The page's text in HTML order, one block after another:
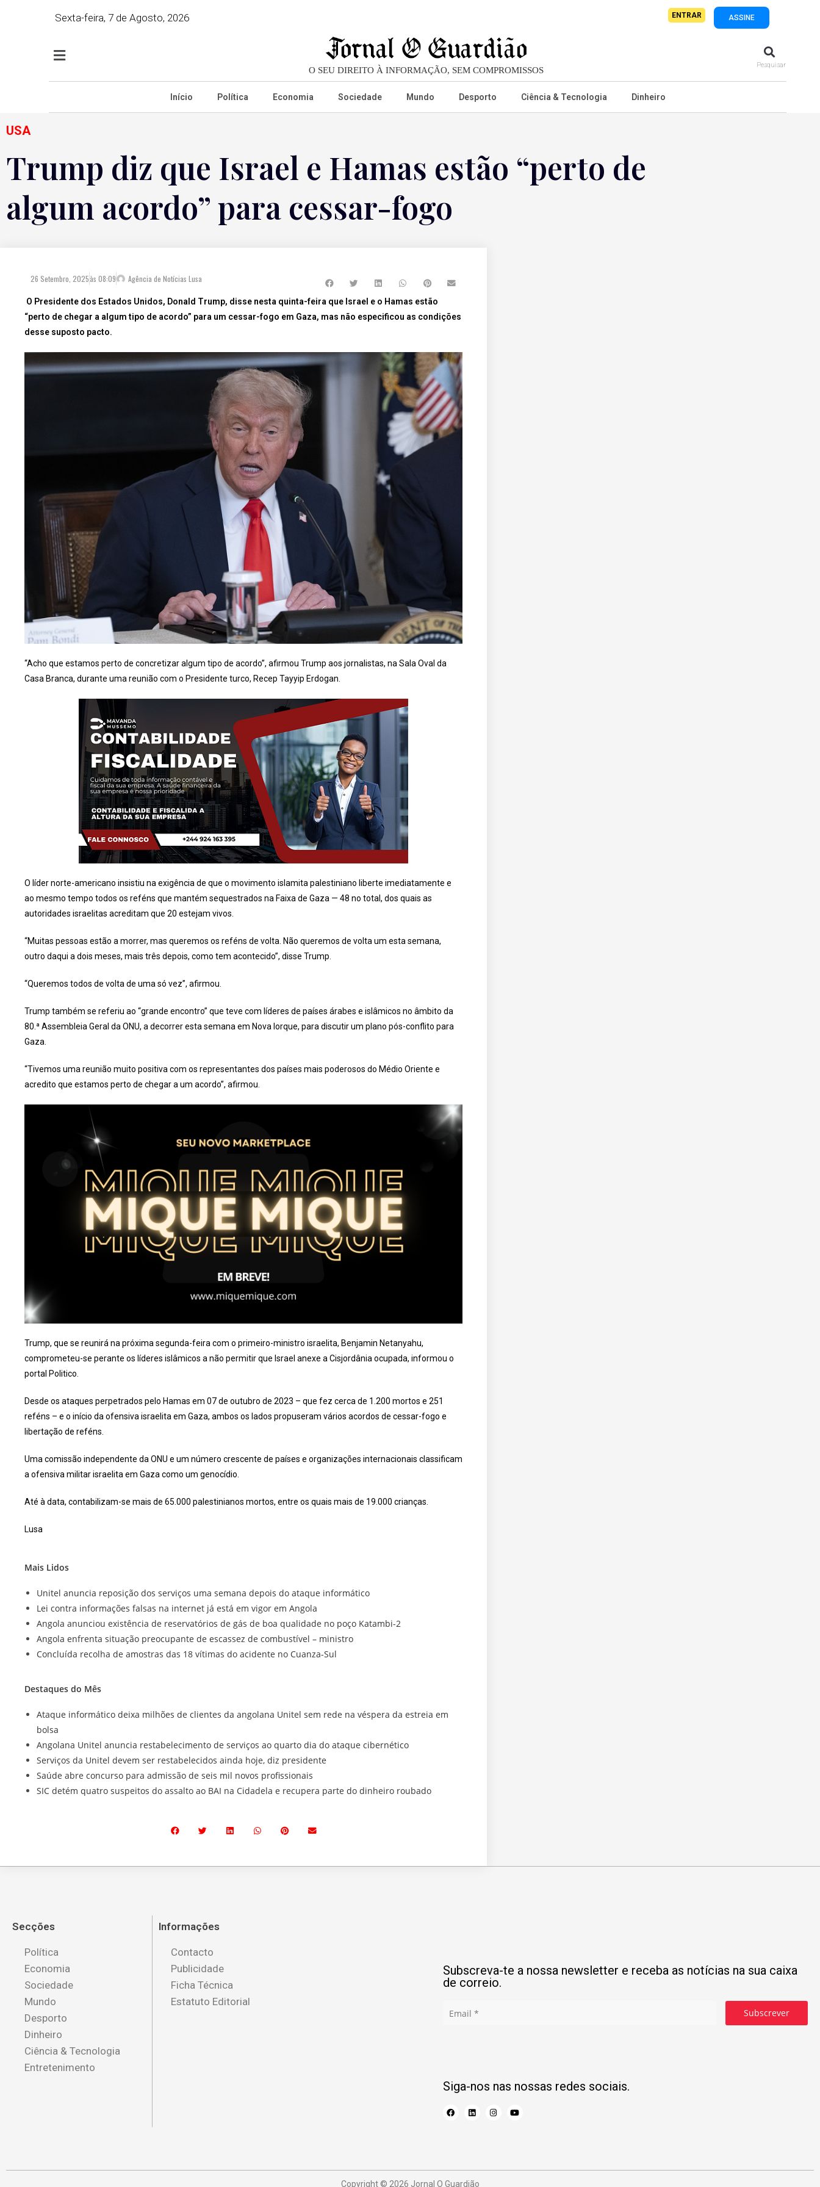
Sexta-feira, 7 de Agosto, 2026 ENTRAR ASSINE
O SEU DIREITO À INFORMAÇÃO, SEM COMPROMISSOS
Pesquisar
Início Política Economia Sociedade Mundo Desporto Ciência & Tecnologia Dinheiro
USA
Trump diz que Israel e Hamas estão “perto de
algum acordo” para cessar-fogo
26 Setembro, 2025às 08:09 Agência de Notícias Lusa
O Presidente dos Estados Unidos, Donald Trump, disse nesta quinta-feira que Israel e o Hamas estão
“perto de chegar a algum tipo de acordo” para um cessar-fogo em Gaza, mas não especificou as condições
desse suposto pacto.
“Acho que estamos perto de concretizar algum tipo de acordo”, afirmou Trump aos jornalistas, na Sala Oval da
Casa Branca, durante uma reunião com o Presidente turco, Recep Tayyip Erdogan.
O líder norte-americano insistiu na exigência de que o movimento islamita palestiniano liberte imediatamente e
ao mesmo tempo todos os reféns que mantém sequestrados na Faixa de Gaza — 48 no total, dos quais as
autoridades israelitas acreditam que 20 estejam vivos.
“Muitas pessoas estão a morrer, mas queremos os reféns de volta. Não queremos de volta um esta semana,
outro daqui a dois meses, mais três depois, como tem acontecido”, disse Trump.
“Queremos todos de volta de uma só vez”, afirmou.
Trump também se referiu ao “grande encontro” que teve com líderes de países árabes e islâmicos no âmbito da
80.ª Assembleia Geral da ONU, a decorrer esta semana em Nova Iorque, para discutir um plano pós-conflito para
Gaza.
“Tivemos uma reunião muito positiva com os representantes dos países mais poderosos do Médio Oriente e
acredito que estamos perto de chegar a um acordo”, afirmou.
Trump, que se reunirá na próxima segunda-feira com o primeiro-ministro israelita, Benjamin Netanyahu,
comprometeu-se perante os líderes islâmicos a não permitir que Israel anexe a Cisjordânia ocupada, informou o
portal Politico.
Desde os ataques perpetrados pelo Hamas em 07 de outubro de 2023 – que fez cerca de 1.200 mortos e 251
reféns – e o início da ofensiva israelita em Gaza, ambos os lados propuseram vários acordos de cessar-fogo e
libertação de reféns.
Uma comissão independente da ONU e um número crescente de países e organizações internacionais classificam
a ofensiva militar israelita em Gaza como um genocídio.
Até à data, contabilizam-se mais de 65.000 palestinianos mortos, entre os quais mais de 19.000 crianças.
Lusa
Mais Lidos
Unitel anuncia reposição dos serviços uma semana depois do ataque informático
Lei contra informações falsas na internet já está em vigor em Angola
Angola anunciou existência de reservatórios de gás de boa qualidade no poço Katambi-2
Angola enfrenta situação preocupante de escassez de combustível – ministro
Concluída recolha de amostras das 18 vítimas do acidente no Cuanza-Sul
Destaques do Mês
Ataque informático deixa milhões de clientes da angolana Unitel sem rede na véspera da estreia em
bolsa
Angolana Unitel anuncia restabelecimento de serviços ao quarto dia do ataque cibernético
Serviços da Unitel devem ser restabelecidos ainda hoje, diz presidente
Saúde abre concurso para admissão de seis mil novos profissionais
SIC detém quatro suspeitos do assalto ao BAI na Cidadela e recupera parte do dinheiro roubado
Secções
Política
Economia
Sociedade
Mundo
Desporto
Dinheiro
Ciência & Tecnologia
Entretenimento
Informações
Contacto
Publicidade
Ficha Técnica
Estatuto Editorial
Subscreva-te a nossa newsletter e receba as notícias na sua caixa
de correio.
Subscrever
Siga-nos nas nossas redes sociais.
Copyright © 2026 Jornal O Guardião